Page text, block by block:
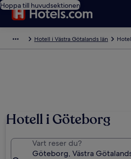
Hoppa till huvudsektionen
Hotell i Västra Götalands län
Hotell i Göteborg
Vart reser du?
Göteborg, Västra